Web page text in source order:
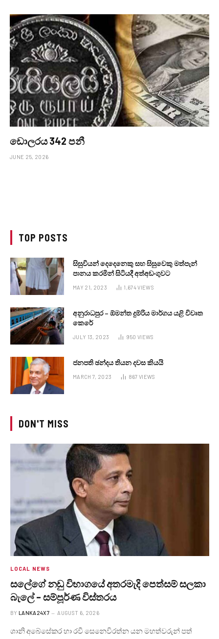
ඩොලරය 342 පනී
JUNE 25, 2026
TOP POSTS
සිසුවියන් දෙදෙනෙකු සහ සිසුවෙකු මත්පැන්
පානය කරමින් සිටියදී අත්අඩංගුවට
MAY 21, 2023 1,674VIEWS
අනුරාධපුර – ඕමන්ත දුම්රිය මාර්ගය යළි විවෘත
කෙරේ
JULY 13, 2023 950 VIEWS
ජනපති ඡන්දය තියන දවස කියයි
MARCH 7, 2023 867 VIEWS
DON'T MISS
LOCAL NEWS
සලේගේ නඩු විභාගයේ අතරමැදි පෙත්සම් සලකා
බැලේ – සම්පූර්ණ විස්තරය
BY LANKA24X7 AUGUST 6, 2026
ශානි අබේසේකර හා රවී සෙනෙවිරත්න යන මහත්වරුන් පත්